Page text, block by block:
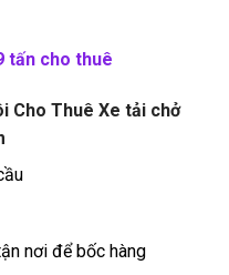
tấn cho thuê
Cho Thuê Xe tải chở
nơi để bốc hàng